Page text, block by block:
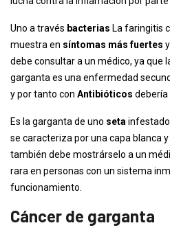
Uno a través bacterias La faringitis
muestra en síntomas más fuertes
debe consultar a un médico, ya que
garganta es una enfermedad
y por tanto con Antibióticos debería
Es la garganta de uno seta
se caracteriza por una capa blanca
también debe mostrárselo a un
rara en personas con un sistema
funcionamiento.
Cáncer de garganta